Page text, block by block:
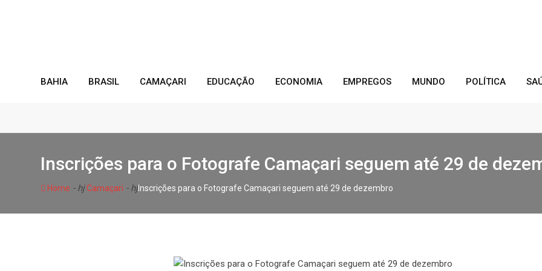
BAHIA BRASIL CAMAÇARI EDUCAÇÃO ECONOMIA EMPREGOS MUNDO POLÍTICA
Inscrições para o Fotografe Camaçari seguem até 29 de
Home - hjCamaçari - hjInscrições para o Fotografe Camaçari seguem até 29 de dezembro